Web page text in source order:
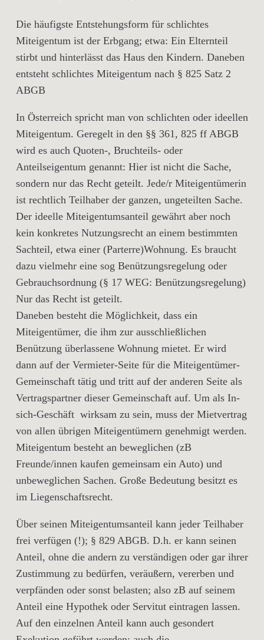
Die häufigste Entstehungsform für schlichtes
Miteigentum ist der Erbgang; etwa: Ein Elternteil
stirbt und hinterlässt das Haus den Kindern. Daneben
entsteht schlichtes Miteigentum nach § 825 Satz 2
ABGB
In Österreich spricht man von schlichten oder ideellen
Miteigentum. Geregelt in den §§ 361, 825 ff ABGB
wird es auch Quoten-, Bruchteils- oder
Anteilseigentum genannt: Hier ist nicht die Sache,
sondern nur das Recht geteilt. Jede/r Miteigentümerin
ist rechtlich Teilhaber der ganzen, ungeteilten Sache.
Der ideelle Miteigentumsanteil gewährt aber noch
kein konkretes Nutzungsrecht an einem bestimmten
Sachteil, etwa einer (Parterre)Wohnung. Es braucht
dazu vielmehr eine sog Benützungsregelung oder
Gebrauchsordnung (§ 17 WEG: Benützungsregelung)
Nur das Recht ist geteilt.
Daneben besteht die Möglichkeit, dass ein
Miteigentümer, die ihm zur ausschließlichen
Benützung überlassene Wohnung mietet. Er wird
dann auf der Vermieter-Seite für die Miteigentümer-
Gemeinschaft tätig und tritt auf der anderen Seite als
Vertragspartner dieser Gemeinschaft auf. Um als In-
sich-Geschäft wirksam zu sein, muss der Mietvertrag
von allen übrigen Miteigentümern genehmigt werden.
Miteigentum besteht an beweglichen (zB
Freunde/innen kaufen gemeinsam ein Auto) und
unbeweglichen Sachen. Große Bedeutung besitzt es
im Liegenschaftsrecht.
Über seinen Miteigentumsanteil kann jeder Teilhaber
frei verfügen (!); § 829 ABGB. D.h. er kann seinen
Anteil, ohne die andern zu verständigen oder gar ihrer
Zustimmung zu bedürfen, veräußern, vererben und
verpfänden oder sonst belasten; also zB auf seinem
Anteil eine Hypothek oder Servitut eintragen lassen.
Auf den einzelnen Anteil kann auch gesondert